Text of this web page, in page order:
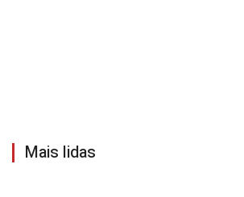
Mais lidas